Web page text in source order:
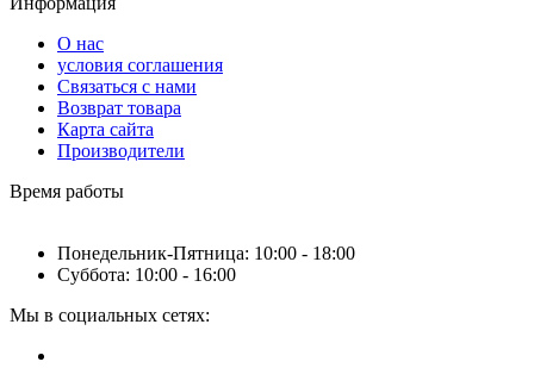
О нас
условия соглашения
Связаться с нами
Возврат товара
Карта сайта
Производители
Время работы
Понедельник-Пятница: 10:00 - 18:00
Суббота: 10:00 - 16:00
Мы в социальных сетях: